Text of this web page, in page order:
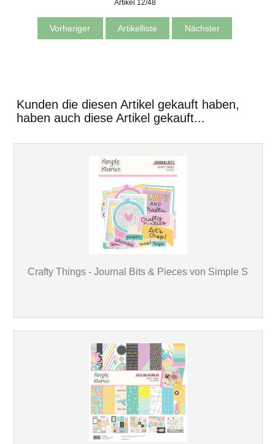
Artikel 12/48
Vorheriger Artikelliste Nächster
Kunden die diesen Artikel gekauft haben,
haben auch diese Artikel gekauft...
Crafty Things - Journal Bits & Pieces von Simple S